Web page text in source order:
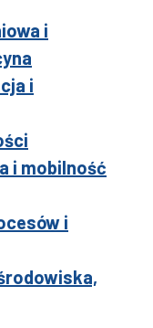
i
i
i mobilność
i